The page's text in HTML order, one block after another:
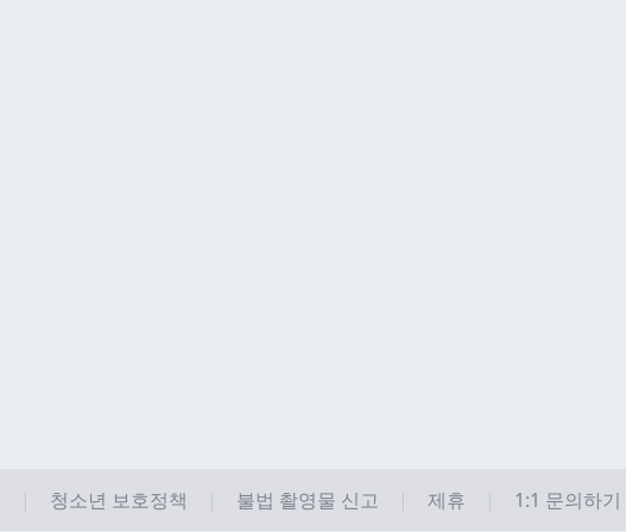
청소년 보호정책 불법 촬영물 신고 제휴 1:1 문의하기